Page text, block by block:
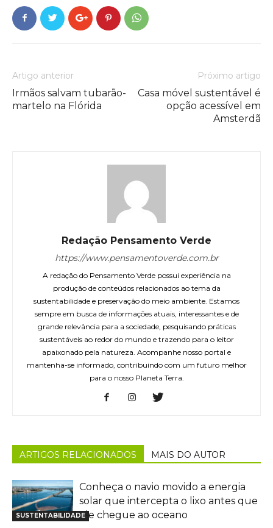
Artigo anterior
Irmãos salvam tubarão-
martelo na Flórida
Próximo artigo
Casa móvel sustentável é
opção acessível em
Amsterdã
Redação Pensamento Verde
https://www.pensamentoverde.com.br
A redação do Pensamento Verde possui experiência na
produção de conteúdos relacionados ao tema da
sustentabilidade e preservação do meio ambiente. Estamos
sempre em busca de informações atuais, interessantes e de
grande relevância para a sociedade, pesquisando práticas
sustentáveis ao redor do mundo e trazendo para o leitor
apaixonado pela natureza. Acompanhe nosso portal e
mantenha-se informado, contribuindo com um futuro melhor
para o nosso Planeta Terra.
ARTIGOS RELACIONADOS MAIS DO AUTOR
SUSTENTABILIDADE
Conheça o navio movido a energia
solar que intercepta o lixo antes que
ele chegue ao oceano